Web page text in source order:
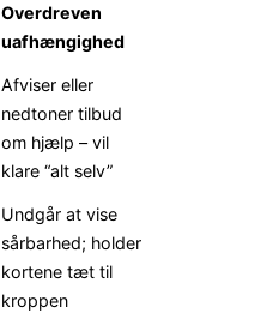
Overdreven
uafhængighed
Afviser eller
nedtoner tilbud
om hjælp – vil
klare “alt selv”
Undgår at vise
sårbarhed; holder
kortene tæt til
kroppen